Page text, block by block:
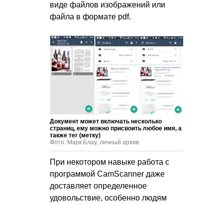
виде файлов изображений или
файла в формате pdf.
Документ может включать несколько
страниц, ему можно присвоить любое имя, а
также тег (метку)
Фото: Марк Блау, личный архив
При некотором навыке работа с
программой CamScanner даже
доставляет определенное
удовольствие, особенно людям